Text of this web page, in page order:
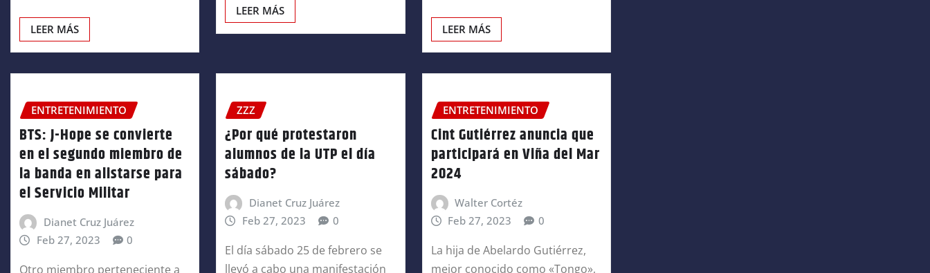
LEER MÁS
LEER MÁS
LEER MÁS
ENTRETENIMIENTO
BTS: J-Hope se convierte
en el segundo miembro de
la banda en alistarse para
el Servicio Militar
Dianet Cruz Juárez
Feb 27, 2023
0
Otro miembro perteneciente a
ZZZ
¿Por qué protestaron
alumnos de la UTP el día
sábado?
Dianet Cruz Juárez
Feb 27, 2023
0
El día sábado 25 de febrero se
llevó a cabo una manifestación
ENTRETENIMIENTO
Cint Gutiérrez anuncia que
participará en Viña del Mar
2024
Walter Cortéz
Feb 27, 2023
0
La hija de Abelardo Gutiérrez,
mejor conocido como «Tongo»,